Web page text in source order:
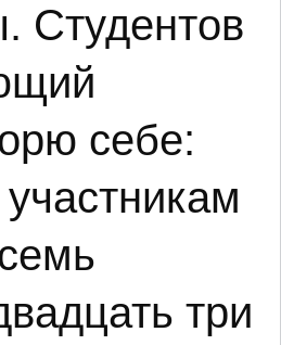
Студентов
себе:
три